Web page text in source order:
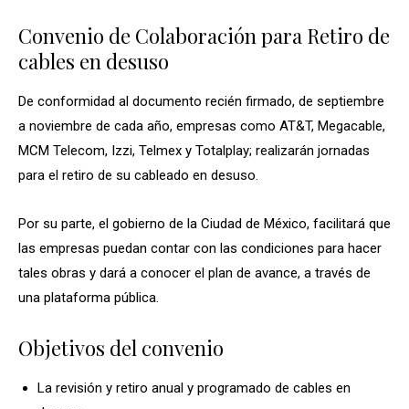
Convenio de Colaboración para Retiro de
cables en desuso
De conformidad al documento recién firmado, de septiembre
a noviembre de cada año, empresas como AT&T, Megacable,
MCM Telecom, Izzi, Telmex y Totalplay; realizarán jornadas
para el retiro de su cableado en desuso.
Por su parte, el gobierno de la Ciudad de México, facilitará que
las empresas puedan contar con las condiciones para hacer
tales obras y dará a conocer el plan de avance, a través de
una plataforma pública.
Objetivos del convenio
La revisión y retiro anual y programado de cables en